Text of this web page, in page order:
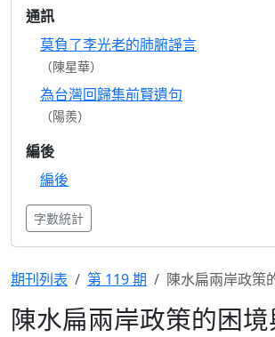
通訊
莫負了李光老的肺腑諍言
（陳星華）
為台灣回歸集前賢遺句
（陽羨）
編後
編後
字數統計
期刊列表 第 119 期 陳水扁兩岸政策
陳水扁兩岸政策的困